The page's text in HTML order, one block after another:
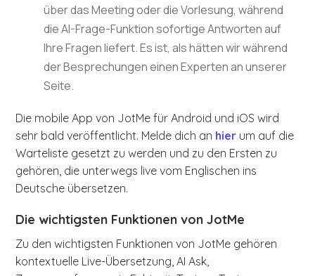
über das Meeting oder die Vorlesung, während
die AI-Frage-Funktion sofortige Antworten auf
Ihre Fragen liefert. Es ist, als hätten wir während
der Besprechungen einen Experten an unserer
Seite.
Die mobile App von JotMe für Android und iOS wird
sehr bald veröffentlicht. Melde dich an hier um auf die
Warteliste gesetzt zu werden und zu den Ersten zu
gehören, die unterwegs live vom Englischen ins
Deutsche übersetzen.
Die wichtigsten Funktionen von JotMe
Zu den wichtigsten Funktionen von JotMe gehören
kontextuelle Live-Übersetzung, AI Ask,